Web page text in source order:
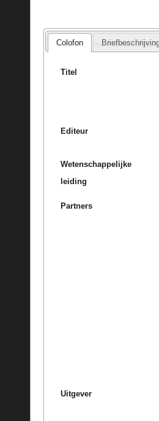
Colofon
Titel
Editeur
Wetenschappelijke
leiding
Partners
Uitgever